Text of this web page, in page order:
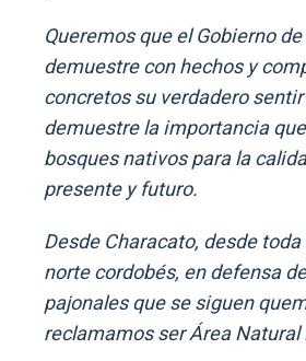
Queremos que el Gobierno
demuestre con hechos y
concretos su verdadero
demuestre la importancia
bosques nativos para la
presente y futuro.
Desde Characato, desde
norte cordobés, en defensa
pajonales que se siguen
reclamamos ser Área